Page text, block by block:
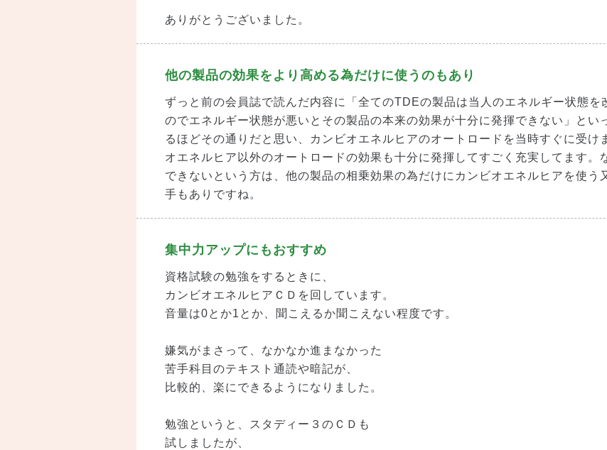
ありがとうございました。
他の製品の効果をより高める為だけに使うのもあり
ずっと前の会員誌で読んだ内容に「全てのTDEの製品は当人のエネルギー状態を
のでエネルギー状態が悪いとその製品の本来の効果が十分に発揮できない」とい
るほどその通りだと思い、カンビオエネルヒアのオートロードを当時すぐに受け
オエネルヒア以外のオートロードの効果も十分に発揮してすごく充実してます。
できないという方は、他の製品の相乗効果の為だけにカンビオエネルヒアを使う
手もありですね。
集中力アップにもおすすめ
資格試験の勉強をするときに、
カンビオエネルヒアＣＤを回しています。
音量は0とか1とか、聞こえるか聞こえない程度です。
嫌気がまさって、なかなか進まなかった
苦手科目のテキスト通読や暗記が、
比較的、楽にできるようになりました。
勉強というと、スタディー３のＣＤも
試しましたが、